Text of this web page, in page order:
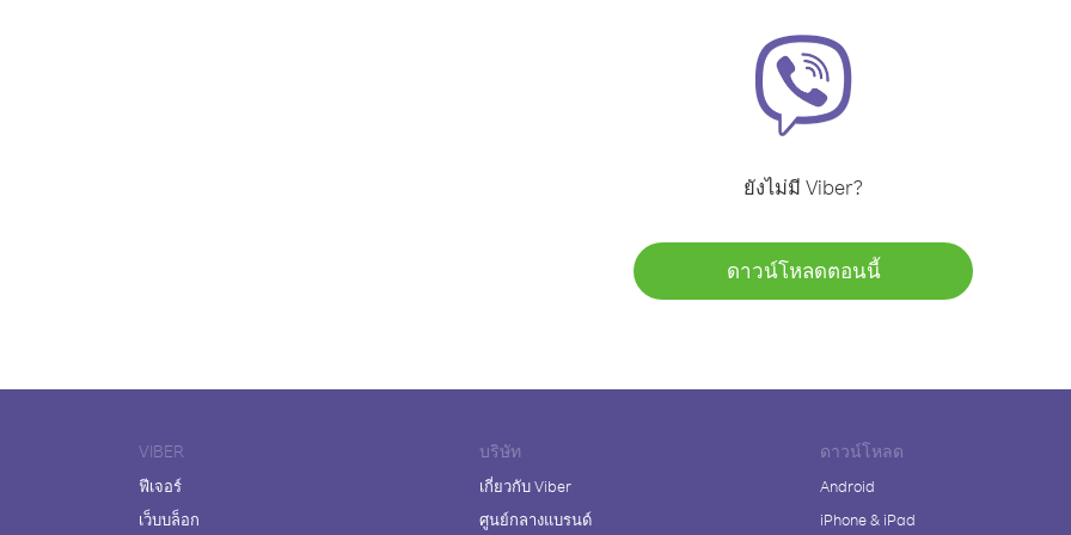
ยังไม่มี Viber?
ดาวน์โหลดตอนนี้
VIBER
ฟีเจอร์
เว็บบล็อก
บริษัท
เกี่ยวกับ Viber
ศูนย์กลางแบรนด์
ดาวน์โหลด
Android
iPhone & iPad